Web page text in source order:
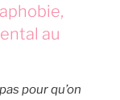
au
pas pour qu’on